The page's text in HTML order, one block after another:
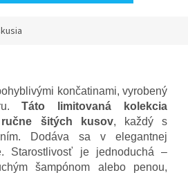
končatinami, vyrobený
Táto limitovaná kolekcia
šitých kusov, každý s
Dodáva sa v elegantnej
Starostlivosť je jednoduchá –
šampónom alebo penou,